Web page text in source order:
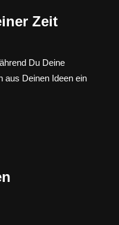
Zeit
Du Deine
aus Deinen Ideen ein